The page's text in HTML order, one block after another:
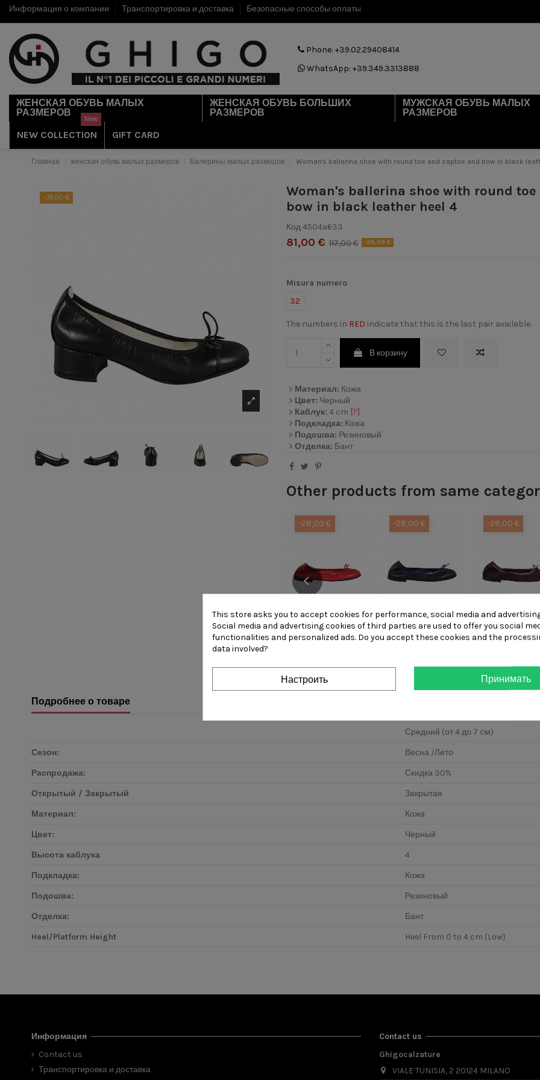
Информация о компании Транспортировка и доставка Безопасные способы оплаты
Phone: +39.02.29408414
WhatsApp: +39.349.3313888
ЖЕНСКАЯ ОБУВЬ МАЛЫХ
РАЗМЕРОВ
ЖЕНСКАЯ ОБУВЬ БОЛЬШИХ
РАЗМЕРОВ
МУЖСКАЯ ОБУВЬ МАЛЫХ
РАЗМЕРОВ
NEW COLLECTION
New
GIFT CARD
Главная женская обувь малых размеров Балерины малых размеров Woman's ballerina shoe with round toe and captoe and bow in black
-36,00 €
Woman's ballerina shoe with round toe
bow in black leather heel 4
Код4504a633
81,00 € 117,00 € -36,00 €
Misura numero
32
The numbers in RED indicate that this is the last pair available.
В корзину
> Материал: Кожа
> Цвет: Черный
> Каблук: 4 cm [?]
> Подкладка: Кожа
> Подошва: Резиновый
>Отделка: Бант
Other products from same
shoe with bow
made of...
-28,00 €
shoe with bow
made of...
-28,00 €
shoe with
made of...
-28,00 €
Подробнее о товаре
Средний (от 4 до 7 cм)
Сезон:
Весна /Лето
Распродажа:
Скидка 30%
Открытый / Закрытый
Закрытая
Материал:
Кожа
Цвет:
Черный
Высота каблука
4
Подкладка:
Кожа
Подошва:
Резиновый
Отделка:
Бант
Heel/Platform Height
Heel From 0 to 4 cm (Low)
Информация
Contact us
Транспортировка и доставка
Contact us
Ghigocalzature
VIALE TUNISIA, 2 20124 MILANO
This store asks you to accept cookies for performance, social media and
Social media and advertising cookies of third parties are used to offer you social
functionalities and personalized ads. Do you accept these cookies and the
data involved?
Принимать
Настроить